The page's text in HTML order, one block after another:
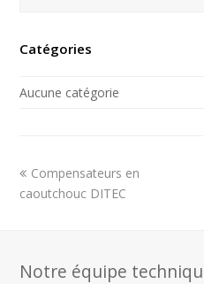
Catégories
Aucune catégorie
previous
post:
Compensateurs en
caoutchouc DITEC
Notre équipe